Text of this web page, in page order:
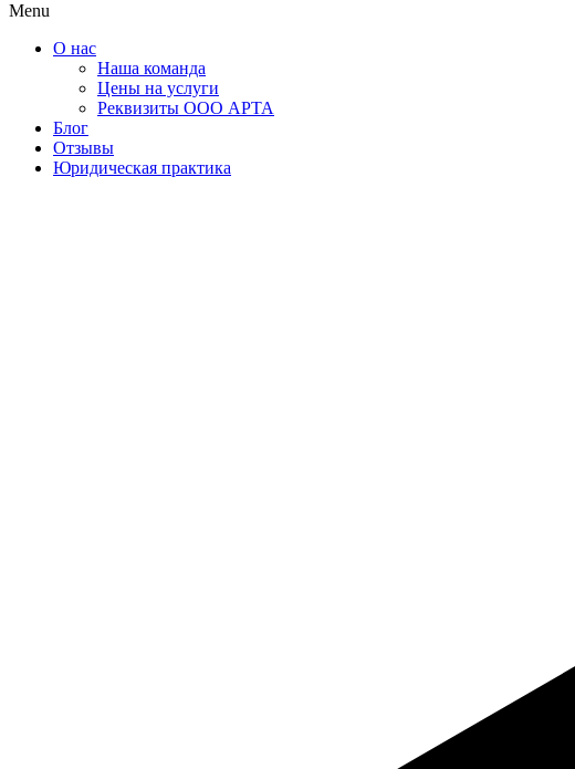
Menu
О нас
Наша команда
Цены на услуги
Реквизиты ООО АРТА
Блог
Отзывы
Юридическая практика